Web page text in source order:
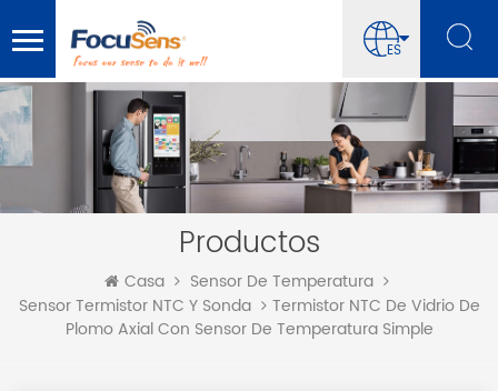
ES
Productos
Casa
Sensor De Temperatura
Sensor Termistor NTC Y Sonda
Termistor NTC De Vidrio De
Plomo Axial Con Sensor De Temperatura Simple